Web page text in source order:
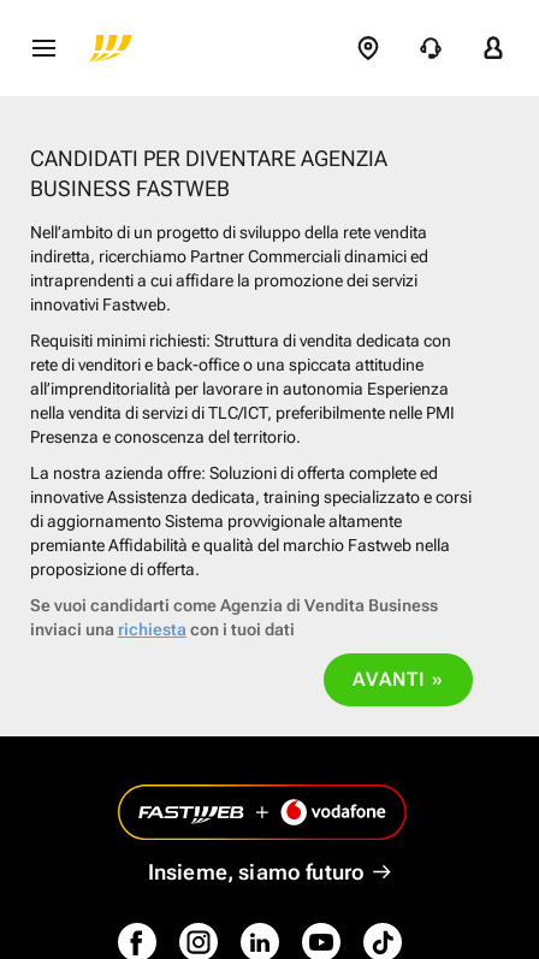
CANDIDATI PER DIVENTARE AGENZIA
BUSINESS FASTWEB
Nell’ambito di un progetto di sviluppo della rete vendita
indiretta, ricerchiamo Partner Commerciali dinamici ed
intraprendenti a cui affidare la promozione dei servizi
innovativi Fastweb.
Requisiti minimi richiesti: Struttura di vendita dedicata con
rete di venditori e back-office o una spiccata attitudine
all’imprenditorialità per lavorare in autonomia Esperienza
nella vendita di servizi di TLC/ICT, preferibilmente nelle PMI
Presenza e conoscenza del territorio.
La nostra azienda offre: Soluzioni di offerta complete ed
innovative Assistenza dedicata, training specializzato e corsi
di aggiornamento Sistema provvigionale altamente
premiante Affidabilità e qualità del marchio Fastweb nella
proposizione di offerta.
Se vuoi candidarti come Agenzia di Vendita Business
inviaci una richiesta con i tuoi dati
AVANTI »
Insieme, siamo futuro